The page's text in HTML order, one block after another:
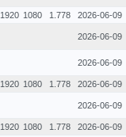
1920 1080 1.778 2026-06-09
2026-06-09
2026-06-09
1920 1080 1.778 2026-06-09
2026-06-09
1920 1080 1.778 2026-06-09